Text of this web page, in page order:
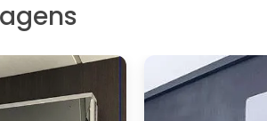
FREQUENTES
DO AR
higienizar o ar